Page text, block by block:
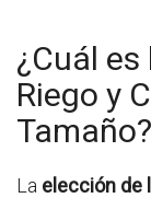
¿Cuál
Riego y
Tamaño?
La elección de